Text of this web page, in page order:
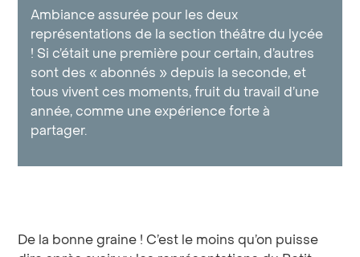
Ambiance assurée pour les deux
représentations de la section théâtre du lycée
! Si c’était une première pour certain, d’autres
sont des « abonnés » depuis la seconde, et
tous vivent ces moments, fruit du travail d’une
année, comme une expérience forte à
partager.
De la bonne graine ! C’est le moins qu’on puisse